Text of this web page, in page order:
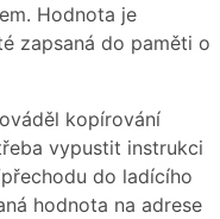
Hodnota je
zapsaná do paměti o
kopírování
vypustit instrukci
do ladícího
hodnota na adrese